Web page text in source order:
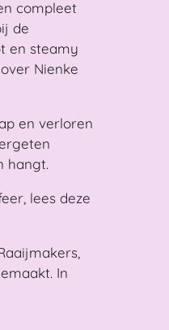
compleet
de
en steamy
Nienke
en verloren
hangt.
lees deze
In